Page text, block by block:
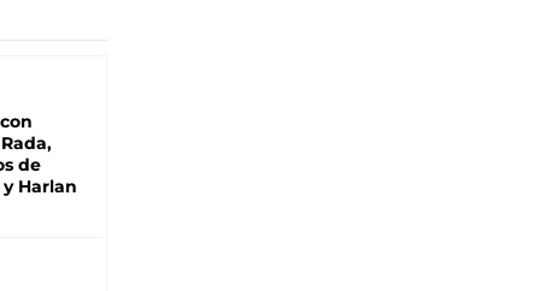
de
Harlan